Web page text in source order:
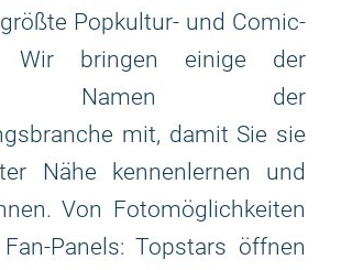
Popkultur- und Comic-
Wir bringen einige der
Namen der
mit, damit Sie sie
Nähe kennenlernen und
Von Fotomöglichkeiten
Panels: Topstars öffnen